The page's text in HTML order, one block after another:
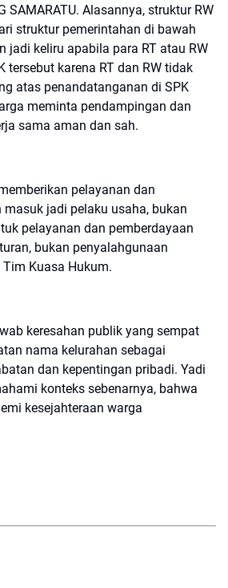
SAMARATU. Alasannya, struktur RW
struktur pemerintahan di bawah
jadi keliru apabila para RT atau RW
tersebut karena RT dan RW tidak
atas penandatanganan di SPK
meminta pendampingan dan
sama aman dan sah.
pelayanan dan
jadi pelaku usaha, bukan
pelayanan dan pemberdayaan
bukan penyalahgunaan
Kuasa Hukum.
keresahan publik yang sempat
nama kelurahan sebagai
dan kepentingan pribadi. Yadi
konteks sebenarnya, bahwa
kesejahteraan warga